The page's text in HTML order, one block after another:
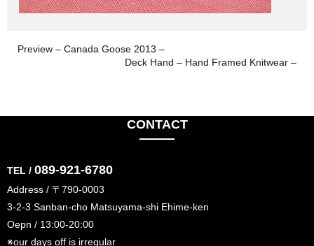
Preview – Canada Goose 2013 –
Deck Hand – Hand Framed Knitwear –
CONTACT
TEL / 089-921-6780
Address / 〒790-0003
3-2-3 Sanban-cho Matsuyama-shi Ehime-ken
Oepn / 13:00-20:00
※our days off is irregular